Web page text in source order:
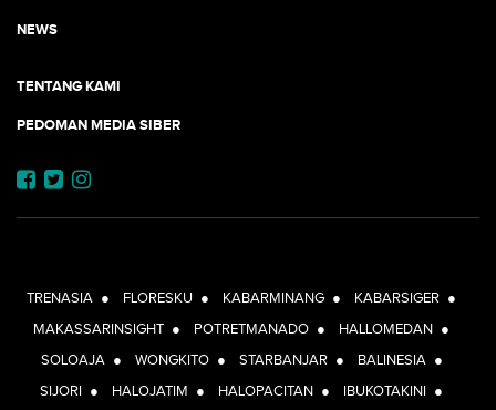
NEWS
TENTANG KAMI
PEDOMAN MEDIA SIBER
TRENASIA ● FLORESKU ● KABARMINANG ● KABARSIGER ●
MAKASSARINSIGHT ● POTRETMANADO ● HALLOMEDAN ●
SOLOAJA ● WONGKITO ● STARBANJAR ● BALINESIA ●
SIJORI ● HALOJATIM ● HALOPACITAN ● IBUKOTAKINI ●